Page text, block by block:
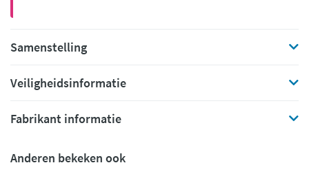
Samenstelling
Veiligheidsinformatie
Fabrikant informatie
Anderen bekeken ook